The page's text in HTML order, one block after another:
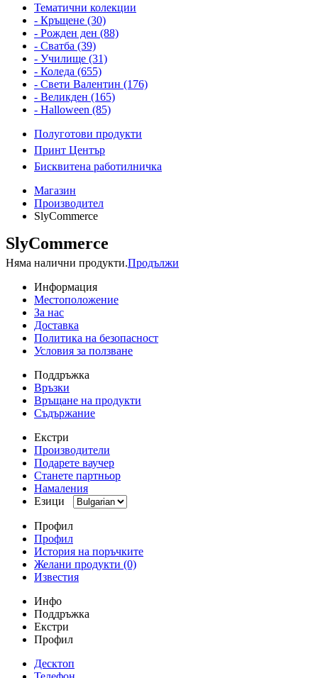
Тематични колекции
- Кръщене (30)
- Рожден ден (88)
- Сватба (39)
- Училище (31)
- Коледа (655)
- Свети Валентин (176)
- Великден (165)
- Halloween (85)
Полуготови продукти
Принт Център
Бисквитена работилничка
Магазин
Производител
SlyCommerce
SlyCommerce
Няма налични продукти.Продължи
Информация
Местоположение
За нас
Доставка
Политика на безопасност
Условия за ползване
Поддръжка
Връзки
Връщане на продукти
Съдържание
Екстри
Производители
Подарете ваучер
Станете партньор
Намаления
Езици
Профил
Профил
История на поръчките
Желани продукти (0)
Известия
Инфо
Поддръжка
Екстри
Профил
Десктоп